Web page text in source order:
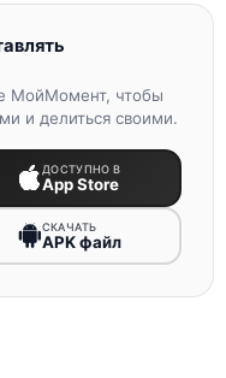
МойМомент, чтобы
и делиться своими.
ДОСТУПНО В
App Store
СКАЧАТЬ
APK файл